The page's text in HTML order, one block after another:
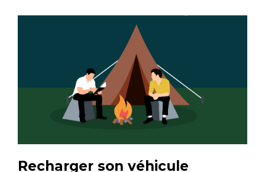
Recharger son véhicule